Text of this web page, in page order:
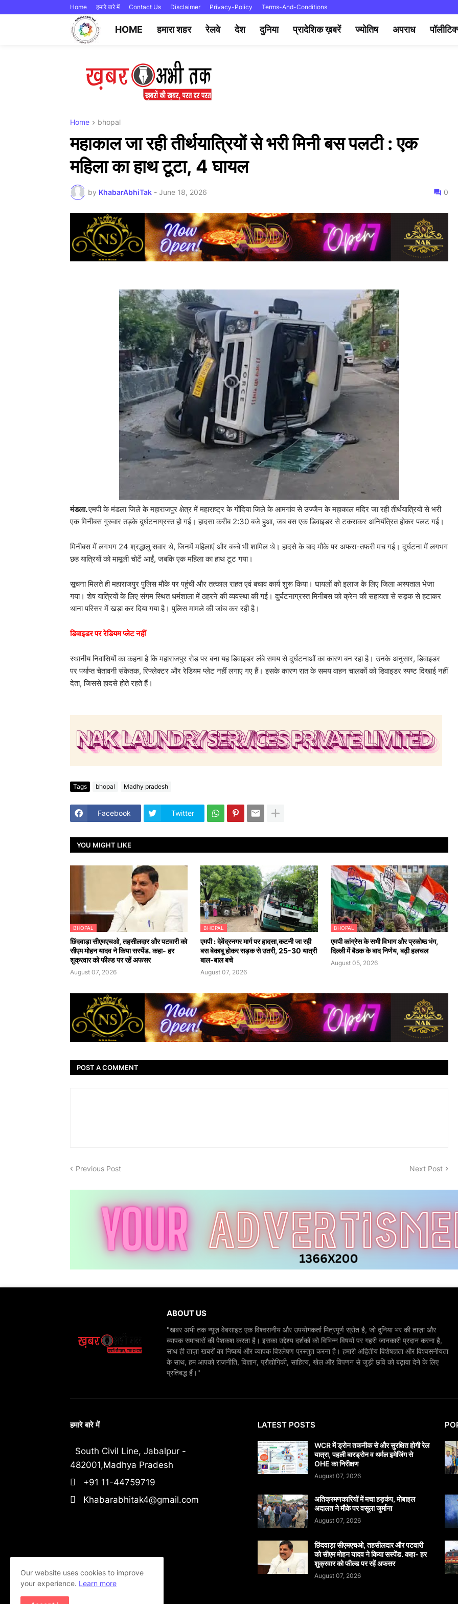
Home हमारे बारे में Contact Us Disclaimer Privacy-Policy Terms-And-Conditions
HOME हमारा शहर रेलवे देश दुनिया प्रादेशिक ख़बरें ज्योतिष अपराध
Home bhopal
महाकाल जा रही तीर्थयात्रियों से भरी मिनी बस पलटी : एक
महिला का हाथ टूटा, 4 घायल
by KhabarAbhiTak - June 18, 2026 0
मंडला.एमपी के मंडला जिले के महाराजपुर क्षेत्र में महाराष्ट्र के गोंदिया जिले के आमगांव से उज्जैन के महाकाल मंदिर जा रही तीर्थयात्रियों से भरी
एक मिनीबस गुरुवार तड़के दुर्घटनाग्रस्त हो गई। हादसा करीब 2:30 बजे हुआ, जब बस एक डिवाइडर से टकराकर अनियंत्रित होकर पलट गई।
मिनीबस में लगभग 24 श्रद्धालु सवार थे, जिनमें महिलाएं और बच्चे भी शामिल थे। हादसे के बाद मौके पर अफरा-तफरी मच गई। दुर्घटना में लगभग
छह यात्रियों को मामूली चोटें आईं, जबकि एक महिला का हाथ टूट गया।
सूचना मिलते ही महाराजपुर पुलिस मौके पर पहुंची और तत्काल राहत एवं बचाव कार्य शुरू किया। घायलों को इलाज के लिए जिला अस्पताल भेजा
गया। शेष यात्रियों के लिए संगम स्थित धर्मशाला में ठहरने की व्यवस्था की गई। दुर्घटनाग्रस्त मिनीबस को क्रेन की सहायता से सड़क से हटाकर
थाना परिसर में खड़ा कर दिया गया है। पुलिस मामले की जांच कर रही है।
डिवाइडर पर रेडियम प्लेट नहीं
स्थानीय निवासियों का कहना है कि महाराजपुर रोड पर बना यह डिवाइडर लंबे समय से दुर्घटनाओं का कारण बन रहा है। उनके अनुसार, डिवाइडर
पर पर्याप्त चेतावनी संकेतक, रिफ्लेक्टर और रेडियम प्लेट नहीं लगाए गए हैं। इसके कारण रात के समय वाहन चालकों को डिवाइडर स्पष्ट दिखाई नहीं
देता, जिससे हादसे होते रहते हैं।
Tags bhopal Madhy pradesh
Facebook Twitter
YOU MIGHT LIKE
BHOPAL
छिंदवाड़ा सीएमएचओ, तहसीलदार और पटवारी को
सीएम मोहन यादव ने किया सस्पेंड. कहा- हर
शुक्रवार को फील्ड पर रहें अफसर
August 07, 2026
BHOPAL
एमपी : देवेंद्रनगर मार्ग पर हादसा,कटनी जा रही
बस बेकाबू होकर सड़क से उतरी, 25-30 यात्री
बाल-बाल बचे
August 07, 2026
BHOPAL
एमपी कांग्रेस के सभी विभाग और प्रकोष्ठ भंग,
दिल्ली में बैठक के बाद निर्णय, बढ़ी हलचल
August 05, 2026
POST A COMMENT
Previous Post Next Post
ABOUT US
"खबर अभी तक न्यूज़ वेबसाइट एक विश्वसनीय और उपयोगकर्ता मित्रपूर्ण स्रोत है, जो दुनिया भर की ताज़ा और
व्यापक समाचारों की पेशकश करता है। इसका उद्देश्य दर्शकों को विभिन्न विषयों पर गहरी जानकारी प्रदान करना है,
साथ ही ताज़ा खबरों का निष्कर्ष और व्यापक विश्लेषण प्रस्तुत करना है। हमारी अद्वितीय विशेषज्ञता और विश्वसनीयता
के साथ, हम आपको राजनीति, विज्ञान, प्रौद्योगिकी, साहित्य, खेल और विपणन से जुड़ी छवि को बढ़ावा देने के लिए
प्रतिबद्ध हैं।"
हमारे बारे में
South Civil Line, Jabalpur -
482001,Madhya Pradesh
+91 11-44759719
Khabarabhitak4@gmail.com
LATEST POSTS
WCR में ड्रोन तकनीक से और सुरक्षित होगी रेल
यात्रा, पहली बारड्रोन व थर्मल इमेजिंग से
OHE का निरीक्षण
August 07, 2026
अतिक्रमणकारियों में मचा हड़कंप, मोबाइल
अदालत ने मौके पर वसूला जुर्माना
August 07, 2026
छिंदवाड़ा सीएमएचओ, तहसीलदार और पटवारी
को सीएम मोहन यादव ने किया सस्पेंड. कहा- हर
शुक्रवार को फील्ड पर रहें अफसर
August 07, 2026
Our website uses cookies to improve
your experience. Learn more